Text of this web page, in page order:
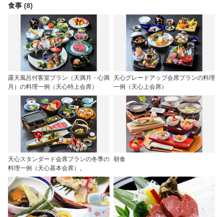
食事 (8)
露天風呂付客室プラン（天満月・心満
月）の料理一例（天心特上会席）
天心グレードアップ会席プランの料理
一例（天心上会席）
天心スタンダード会席プランの冬季の
料理一例（天心基本会席）。
朝食